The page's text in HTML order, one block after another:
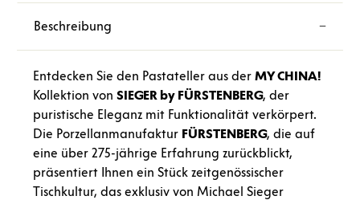
Beschreibung
Entdecken Sie den Pastateller aus der MY CHINA!
Kollektion von SIEGER by FÜRSTENBERG, der
puristische Eleganz mit Funktionalität verkörpert.
Die Porzellanmanufaktur FÜRSTENBERG, die auf
eine über 275-jährige Erfahrung zurückblickt,
präsentiert Ihnen ein Stück zeitgenössischer
Tischkultur, das exklusiv von Michael Sieger